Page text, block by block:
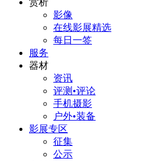
赏析
影像
在线影展精选
每日一签
服务
器材
资讯
评测•评论
手机摄影
户外•装备
影展专区
征集
公示